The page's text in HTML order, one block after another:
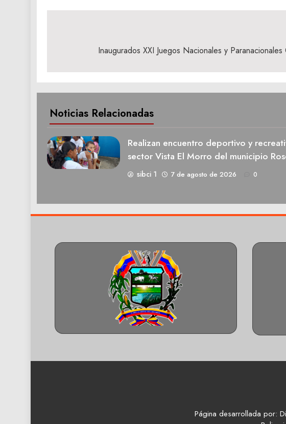
entradas
Inaugurados XXI Juegos Nacionales y
Noticias Relacionadas
Realizan encuentro deportivo y
sector Vista El Morro del municipio
sibci 1 7 de agosto de 2026 0
Página desarrollada por: